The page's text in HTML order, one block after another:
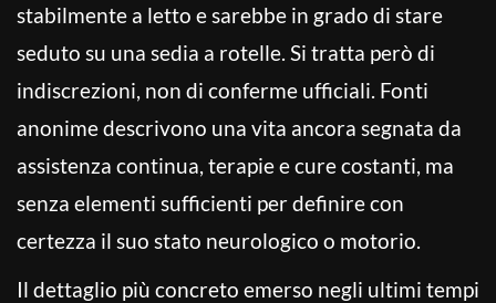
stabilmente a letto e sarebbe in grado di stare
seduto su una sedia a rotelle. Si tratta però di
indiscrezioni, non di conferme ufficiali. Fonti
anonime descrivono una vita ancora segnata da
assistenza continua, terapie e cure costanti, ma
senza elementi sufficienti per definire con
certezza il suo stato neurologico o motorio.
Il dettaglio più concreto emerso negli ultimi tempi